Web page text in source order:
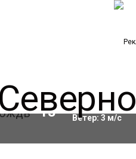
13°C Влажность:86%
Ветер: 3 м/с